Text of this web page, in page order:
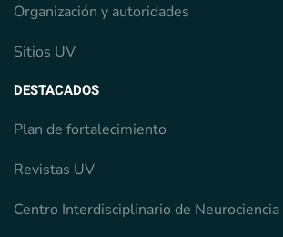
Organización y autoridades
Sitios UV
DESTACADOS
Plan de fortalecimiento
Revistas UV
Centro Interdisciplinario de Neurociencia